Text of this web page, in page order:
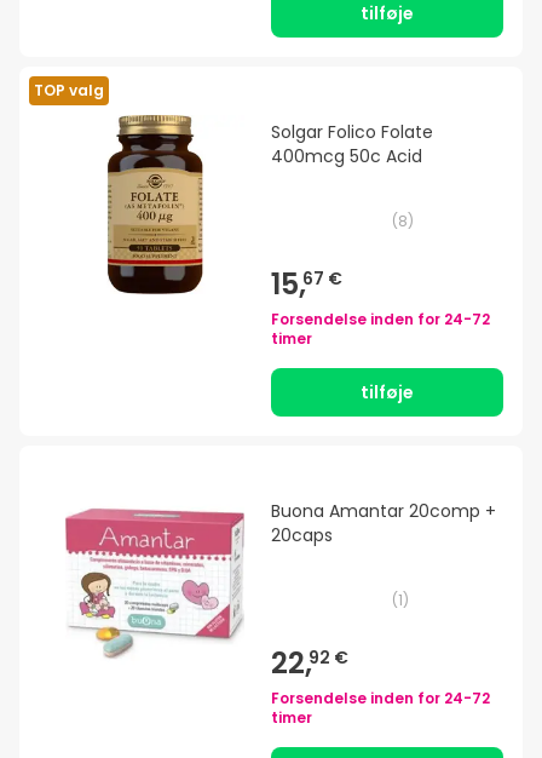
tilføje
TOP valg
Solgar Folico Folate
400mcg 50c Acid
(8)
15,67 €
Forsendelse inden for 24-72
timer
tilføje
Buona Amantar 20comp +
20caps
(1)
22,92 €
Forsendelse inden for 24-72
timer